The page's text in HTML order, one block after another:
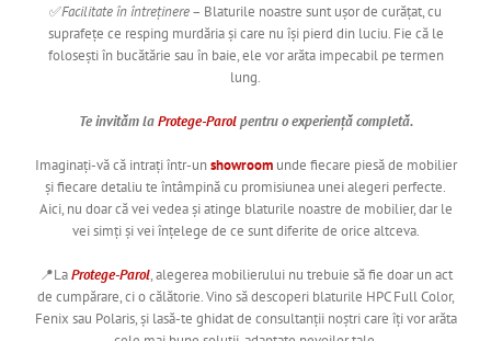
✅Facilitate în întreținere– Blaturile noastre sunt ușor de curățat, cu
suprafețe ce resping murdăria și care nu își pierd din luciu. Fie că le
folosești în bucătărie sau în baie, ele vor arăta impecabil pe termen
lung.
Te invităm laProtege-Parolpentru o experiență completă.
Imaginați-vă că intrați într-unshowroomunde fiecare piesă de mobilier
și fiecare detaliu te întâmpină cu promisiunea unei alegeri perfecte.
Aici, nu doar că vei vedea și atinge blaturile noastre de mobilier, dar le
vei simți și vei înțelege de ce sunt diferite de orice altceva.
📍LaProtege-Parol, alegerea mobilierului nu trebuie să fie doar un act
de cumpărare, ci o călătorie. Vino să descoperi blaturile HPC Full Color,
Fenix sau Polaris, și lasă-te ghidat de consultanții noștri care îți vor arăta